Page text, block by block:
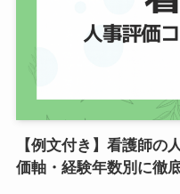
【例文付き】看護師の
価軸・経験年数別に徹